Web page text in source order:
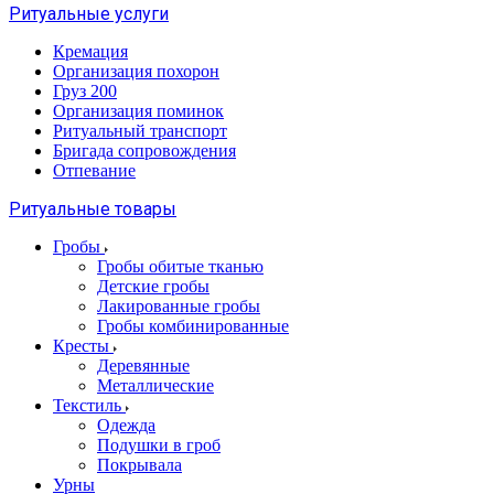
Ритуальные услуги
Кремация
Организация похорон
Груз 200
Организация поминок
Ритуальный транспорт
Бригада сопровождения
Отпевание
Ритуальные товары
Гробы
Гробы обитые тканью
Детские гробы
Лакированные гробы
Гробы комбинированные
Кресты
Деревянные
Металлические
Текстиль
Одежда
Подушки в гроб
Покрывала
Урны